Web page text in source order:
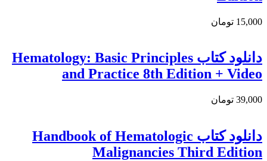
15,000 تومان
دانلود کتاب Hematology: Basic Principles
and Practice 8th Edition + Video
39,000 تومان
دانلود كتاب Handbook of Hematologic
Malignancies Third Edition